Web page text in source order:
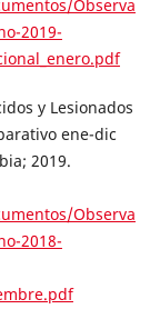
Observa
2019-
y Lesionados
ene-dic
2019.
Observa
2018-